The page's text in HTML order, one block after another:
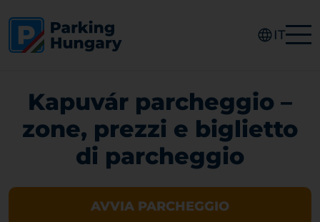
IT
Kapuvár parcheggio –
zone, prezzi e biglietto
di parcheggio
AVVIA PARCHEGGIO